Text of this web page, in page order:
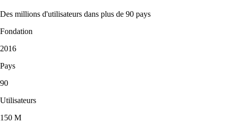
Des millions d'utilisateurs dans plus de 90 pays
Fondation
2016
Pays
90
Utilisateurs
150 M